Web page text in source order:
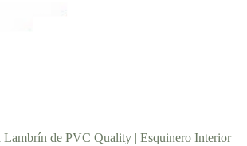
Lambrín de PVC Quality | Esquinero Interior